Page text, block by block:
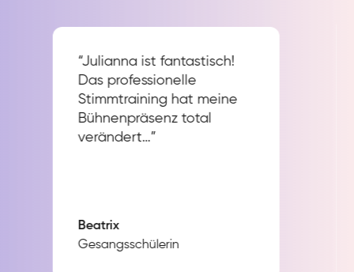
“Julianna ist fantastisch!
Das professionelle
Stimmtraining hat meine
Bühnenpräsenz total
verändert…”
Beatrix
Gesangsschülerin